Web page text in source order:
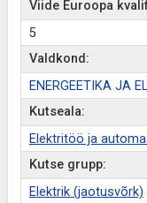
Viide Euroopa
5
Valdkond:
ENERGEETIKA JA
Kutseala:
Elektritöö ja
Kutse grupp:
Elektrik (jaotusvõrk)